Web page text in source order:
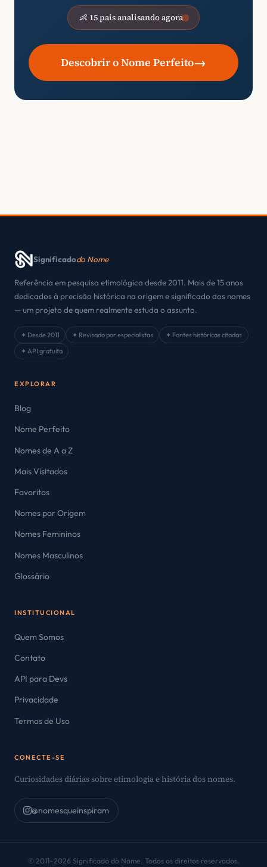
👶 15 pais analisando agora
Descobrir o Nome Perfeito→
Significadodo Nome
Referência em pesquisa etimológica desde 2011. Mais de 15 anos
dedicados à precisão histórica na origem e significado dos nomes
— um projeto de quem realmente estuda o assunto.
✦ Desde 2011 ✦ Revisado por especialistas
✦ Fontes históricas citadas
✦ API gratuita
EXPLORAR
Blog
Nome Perfeito
Nomes de A a Z
Mais Visitados
Favoritos
Nomes por Origem
Nomes Femininos
Nomes Masculinos
Glossário
INSTITUCIONAL
Quem Somos
Contato
API para Devs
Privacidade
Termos de Uso
CONECTE-SE
Curiosidades diárias sobre etimologia e história dos nomes.
@nomesqueinspiram
© 2011–2026 Significado do Nome. Todos os direitos reservados.